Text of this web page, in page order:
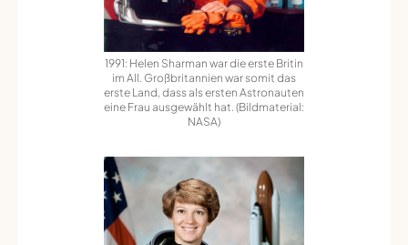
1991: Helen Sharman war die erste Britin
im All. Großbritannien war somit das
erste Land, dass als ersten Astronauten
eine Frau ausgewählt hat. (Bildmaterial:
NASA)